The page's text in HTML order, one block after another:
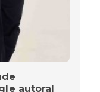
autoral